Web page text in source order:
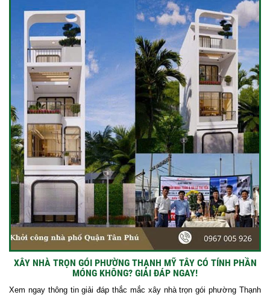
XÂY NHÀ TRỌN GÓI PHƯỜNG THẠNH MỸ TÂY CÓ TÍNH PHẦN
MÓNG KHÔNG? GIẢI ĐÁP NGAY!
Xem ngay thông tin giải đáp thắc mắc xây nhà trọn gói phường Thạnh